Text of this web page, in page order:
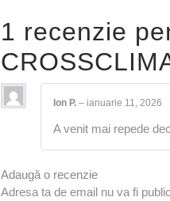
1 recenzie
Ion P. – ianuarie 11, 2026
A venit mai repede
Adaugă o recenzie
Adresa ta de email nu va fi